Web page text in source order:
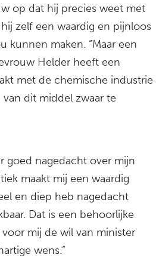
op dat hij precies weet met
zelf een waardig en pijnloos
kunnen maken. “Maar een
Helder heeft een
met de chemische industrie
dit middel zwaar te
goed nagedacht over mijn
maakt mij een waardig
en diep heb nagedacht
Dat is een behoorlijke
mij de wil van minister
wens.”